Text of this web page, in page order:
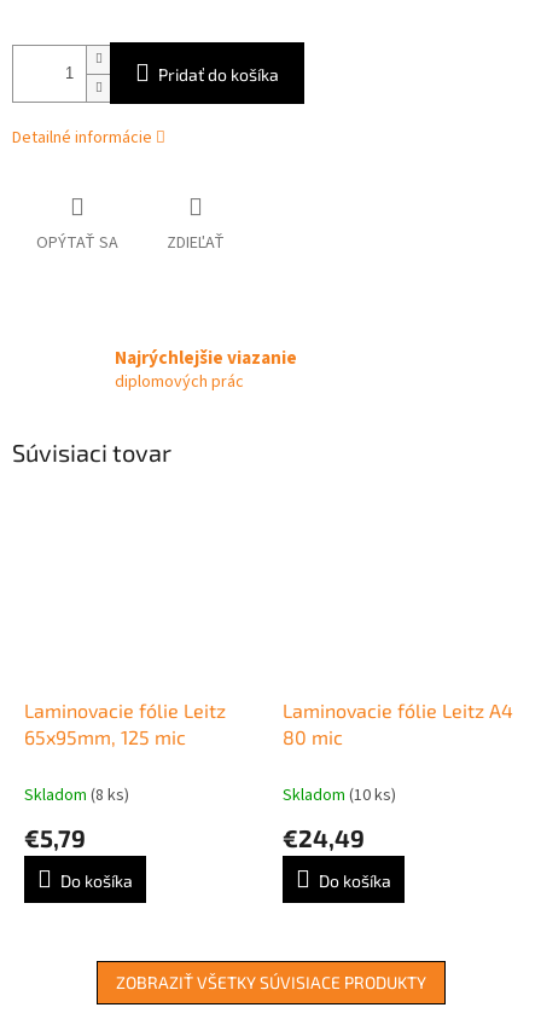
Pridať do košíka
Detailné informácie
OPÝTAŤ SA ZDIEĽAŤ
Najrýchlejšie viazanie
diplomových prác
Súvisiaci tovar
Laminovacie fólie Leitz
65x95mm, 125 mic
Skladom (8 ks)
€5,79
Do košíka
Laminovacie fólie Leitz A4
80 mic
Skladom (10 ks)
€24,49
Do košíka
ZOBRAZIŤ VŠETKY SÚVISIACE PRODUKTY